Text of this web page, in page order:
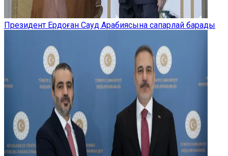
Президент Ердоған Сауд Арабиясына сапарлай барады